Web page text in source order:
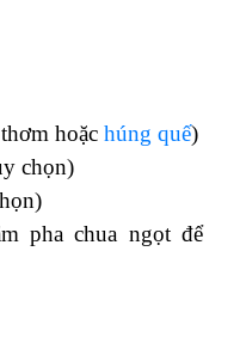
hoặc húng quế)
chọn)
pha chua ngọt để